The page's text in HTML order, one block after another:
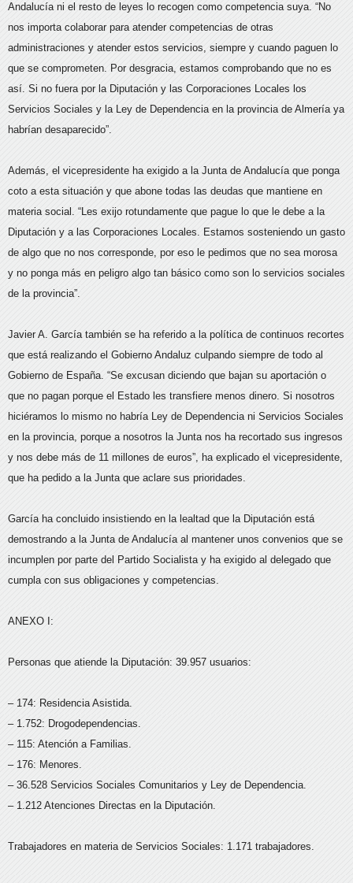
Andalucía ni el resto de leyes lo recogen como competencia suya. “No
nos importa colaborar para atender competencias de otras
administraciones y atender estos servicios, siempre y cuando paguen lo
que se comprometen. Por desgracia, estamos comprobando que no es
así. Si no fuera por la Diputación y las Corporaciones Locales los
Servicios Sociales y la Ley de Dependencia en la provincia de Almería ya
habrían desaparecido”.
Además, el vicepresidente ha exigido a la Junta de Andalucía que ponga
coto a esta situación y que abone todas las deudas que mantiene en
materia social. “Les exijo rotundamente que pague lo que le debe a la
Diputación y a las Corporaciones Locales. Estamos sosteniendo un gasto
de algo que no nos corresponde, por eso le pedimos que no sea morosa
y no ponga más en peligro algo tan básico como son lo servicios sociales
de la provincia”.
Javier A. García también se ha referido a la política de continuos recortes
que está realizando el Gobierno Andaluz culpando siempre de todo al
Gobierno de España. “Se excusan diciendo que bajan su aportación o
que no pagan porque el Estado les transfiere menos dinero. Si nosotros
hiciéramos lo mismo no habría Ley de Dependencia ni Servicios Sociales
en la provincia, porque a nosotros la Junta nos ha recortado sus ingresos
y nos debe más de 11 millones de euros”, ha explicado el vicepresidente,
que ha pedido a la Junta que aclare sus prioridades.
García ha concluido insistiendo en la lealtad que la Diputación está
demostrando a la Junta de Andalucía al mantener unos convenios que se
incumplen por parte del Partido Socialista y ha exigido al delegado que
cumpla con sus obligaciones y competencias.
ANEXO I:
Personas que atiende la Diputación: 39.957 usuarios:
– 174: Residencia Asistida.
– 1.752: Drogodependencias.
– 115: Atención a Familias.
– 176: Menores.
– 36.528 Servicios Sociales Comunitarios y Ley de Dependencia.
– 1.212 Atenciones Directas en la Diputación.
Trabajadores en materia de Servicios Sociales: 1.171 trabajadores.